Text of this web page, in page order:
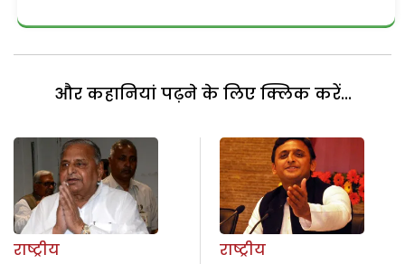
और कहानियां पढ़ने के लिए क्लिक करें...
राष्ट्रीय
राष्ट्रीय